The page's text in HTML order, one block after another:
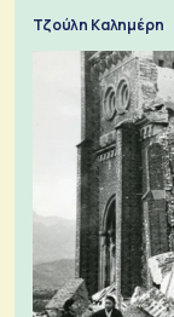
Τζούλη Καλημέρη